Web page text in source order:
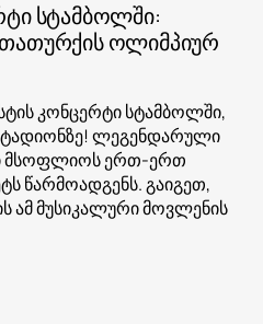
სტამბოლში:
ოლიმპიურ
კონცერტი სტამბოლში,
ლეგენდარული
მსოფლიოს ერთ-ერთ
წარმოადგენს. გაიგეთ,
მუსიკალური მოვლენის